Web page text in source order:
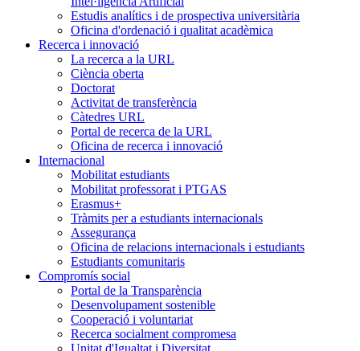
Estudis analítics i de prospectiva universitària
Oficina d'ordenació i qualitat acadèmica
Recerca i innovació
La recerca a la URL
Ciència oberta
Doctorat
Activitat de transferència
Càtedres URL
Portal de recerca de la URL
Oficina de recerca i innovació
Internacional
Mobilitat estudiants
Mobilitat professorat i PTGAS
Erasmus+
Tràmits per a estudiants internacionals
Assegurança
Oficina de relacions internacionals i estudiants
Estudiants comunitaris
Compromís social
Portal de la Transparència
Desenvolupament sostenible
Cooperació i voluntariat
Recerca socialment compromesa
Unitat d'Igualtat i Diversitat